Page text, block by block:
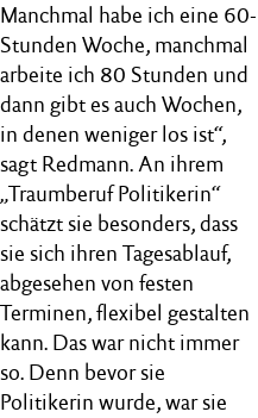
Manchmal habe ich eine 60-
Stunden Woche, manchmal
arbeite ich 80 Stunden und
dann gibt es auch Wochen,
in denen weniger los ist“,
sagt Redmann. An ihrem
„Traumberuf Politikerin“
schätzt sie besonders, dass
sie sich ihren Tagesablauf,
abgesehen von festen
Terminen, flexibel gestalten
kann. Das war nicht immer
so. Denn bevor sie
Politikerin wurde, war sie